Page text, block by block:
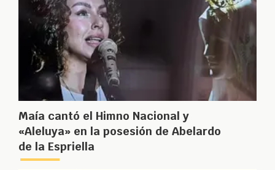
Maía cantó el Himno Nacional y
«Aleluya» en la posesión de Abelardo
de la Espriella